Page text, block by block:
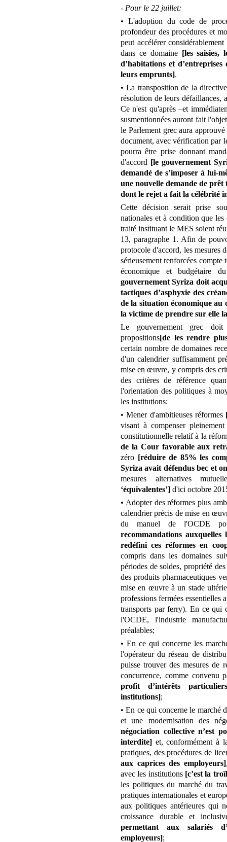
- Pour le 22 juillet:
• L'adoption du code de
profondeur des procédures et
peut accélérer
dans ce domaine [les saisies,
d’habitations et
leurs emprunts].
• La transposition de la
résolution de leurs défaillances,
Ce n'est qu'après –et
susmentionnées auront fait
le Parlement grec aura
document, avec vérification par
pourra être prise donnant
d'accord [le gouvernement
demandé de s’imposer à lui-
une nouvelle demande de prêt
dont le rejet a fait la célébrité
Cette décision serait prise
nationales et à condition que
traité instituant le MES soient
13, paragraphe 1. Afin de
protocole d'accord, les mesures
sérieusement renforcées
économique et budgétaire
gouvernement Syriza doit
tactiques d’asphyxie des
de la situation économique au
la victime de prendre sur elle
Le gouvernement grec doit
propositions[de les rendre
certain nombre de domaines
d'un calendrier suffisamment
mise en œuvre, y compris des
des critères de référence
l'orientation des politiques à
les institutions:
• Mener d'ambitieuses réformes
visant à compenser
constitutionnelle relatif à la
de la Cour favorable aux
zéro [réduire de 85% les
Syriza avait défendus bec et
mesures alternatives
‘équivalentes’] d'ici octobre
• Adopter des réformes plus
calendrier précis de mise en
du manuel de l'OCDE
recommandations
redéfini ces réformes en
compris dans les domaines
périodes de soldes, propriété
des produits pharmaceutiques
mise en œuvre à un stade
professions fermées essentielles
transports par ferry). En ce qui
l'OCDE, l'industrie
préalables;
• En ce qui concerne les
l'opérateur du réseau de
puisse trouver des mesures de
concurrence, comme convenu
profit d’intérêts
institutions];
• En ce qui concerne le marché
et une modernisation des
négociation collective n’est
interdite] et, conformément à
pratiques, des procédures de
aux caprices des employeurs]
avec les institutions [c’est la
les politiques du marché du
pratiques internationales et
aux politiques antérieures qui
croissance durable et
permettant aux salariés
employeurs];